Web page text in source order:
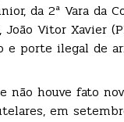
da 2ª Vara da
Vitor Xavier
porte ilegal de
não houve fato
em